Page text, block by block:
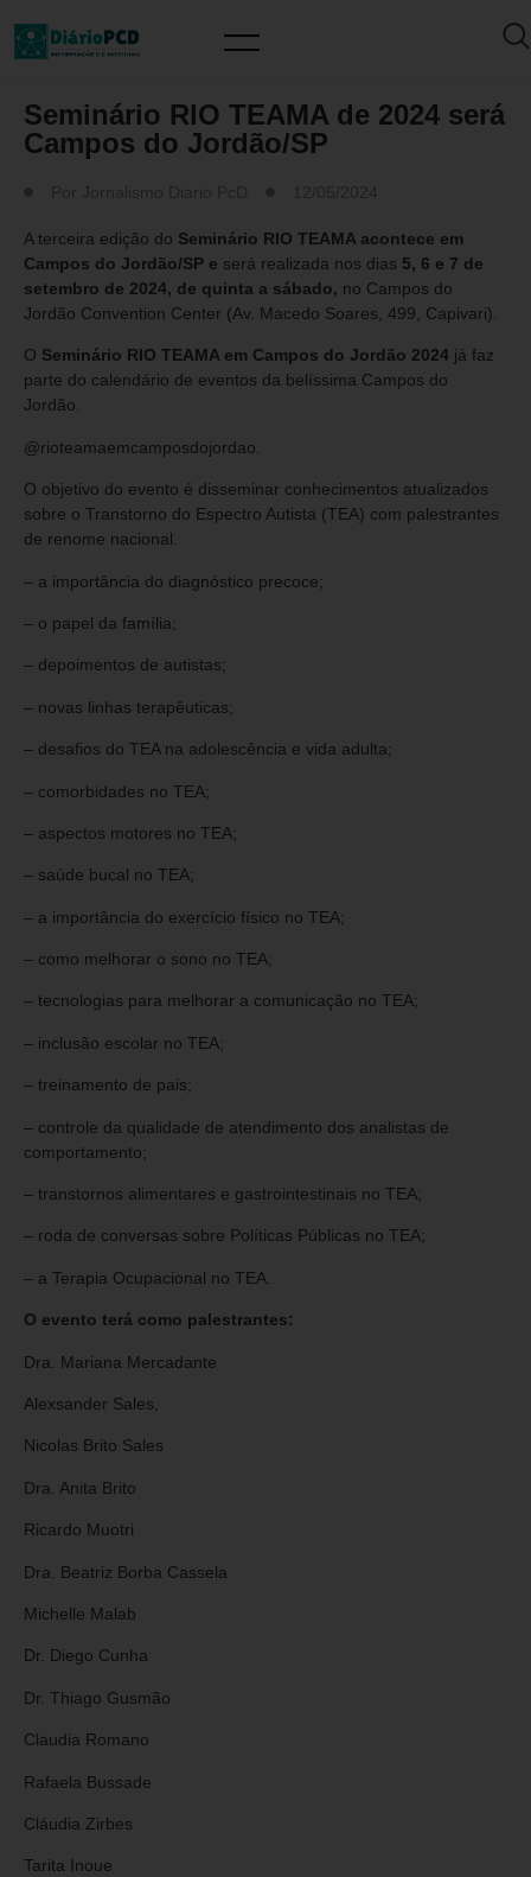
Seminário RIO TEAMA de 2024 será
Campos do Jordão/SP
A terceira edição do Seminário RIO TEAMA acontece em
Campos do Jordão/SP e será realizada nos dias 5, 6 e 7 de
setembro de 2024, de quinta a sábado, no Campos do
Jordão Convention Center (Av. Macedo Soares, 499, Capivari).
O Seminário RIO TEAMA em Campos do Jordão 2024 já faz
parte do calendário de eventos da belíssima Campos do
Jordão.
@rioteamaemcamposdojordao.
O objetivo do evento é disseminar conhecimentos atualizados
sobre o Transtorno do Espectro Autista (TEA) com palestrantes
de renome nacional.
– a importância do diagnóstico precoce;
– o papel da família;
– depoimentos de autistas;
– novas linhas terapêuticas;
– desafios do TEA na adolescência e vida adulta;
– comorbidades no TEA;
– aspectos motores no TEA;
– saúde bucal no TEA;
– a importância do exercício físico no TEA;
– como melhorar o sono no TEA;
– tecnologias para melhorar a comunicação no TEA;
– inclusão escolar no TEA;
– treinamento de pais;
– controle da qualidade de atendimento dos analistas de
comportamento;
– transtornos alimentares e gastrointestinais no TEA;
– roda de conversas sobre Políticas Públicas no TEA;
– a Terapia Ocupacional no TEA.
O evento terá como palestrantes:
Dra. Mariana Mercadante
Alexsander Sales,
Nicolas Brito Sales
Dra. Anita Brito
Ricardo Muotri
Dra. Beatriz Borba Cassela
Michelle Malab
Dr. Diego Cunha
Dr. Thiago Gusmão
Claudia Romano
Rafaela Bussade
Cláudia Zirbes
Tarita Inoue